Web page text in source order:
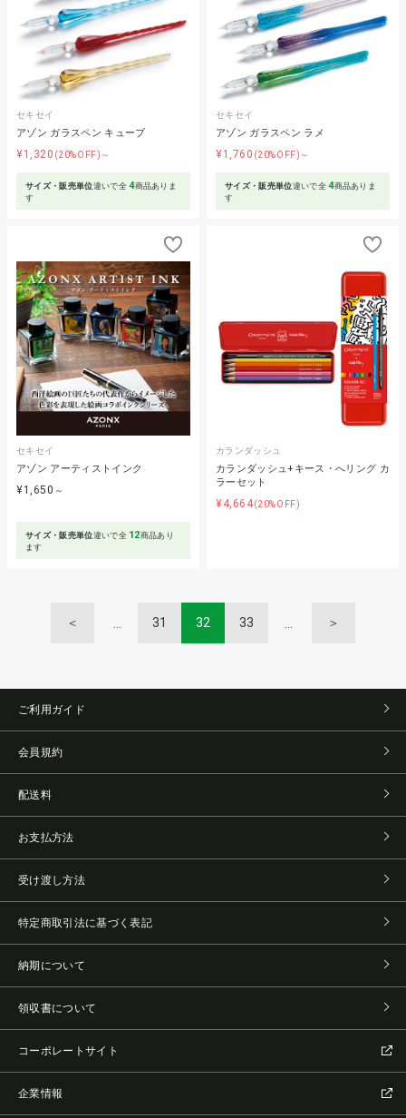
セキセイ
アゾン ガラスペン キューブ
¥1,320 (20%OFF)～
サイズ・販売単位違いで全4商品ありま
す
セキセイ
アゾン ガラスペン ラメ
¥1,760 (20%OFF)～
サイズ・販売単位違いで全4商品ありま
す
セキセイ
アゾン アーティストインク
¥1,650 ～
サイズ・販売単位違いで全 12商品あり
ます
カランダッシュ
カランダッシュ+キース・へリング カ
ラーセット
¥4,664(20%OFF)
＜ 31 32 33 ＞
ご利用ガイド
会員規約
配送料
お支払方法
受け渡し方法
特定商取引法に基づく表記
納期について
領収書について
コーポレートサイト
企業情報